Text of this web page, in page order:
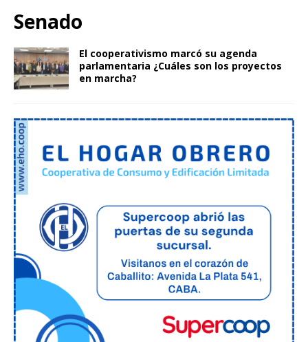
Senado
El cooperativismo marcó su agenda
parlamentaria ¿Cuáles son los proyectos
en marcha?